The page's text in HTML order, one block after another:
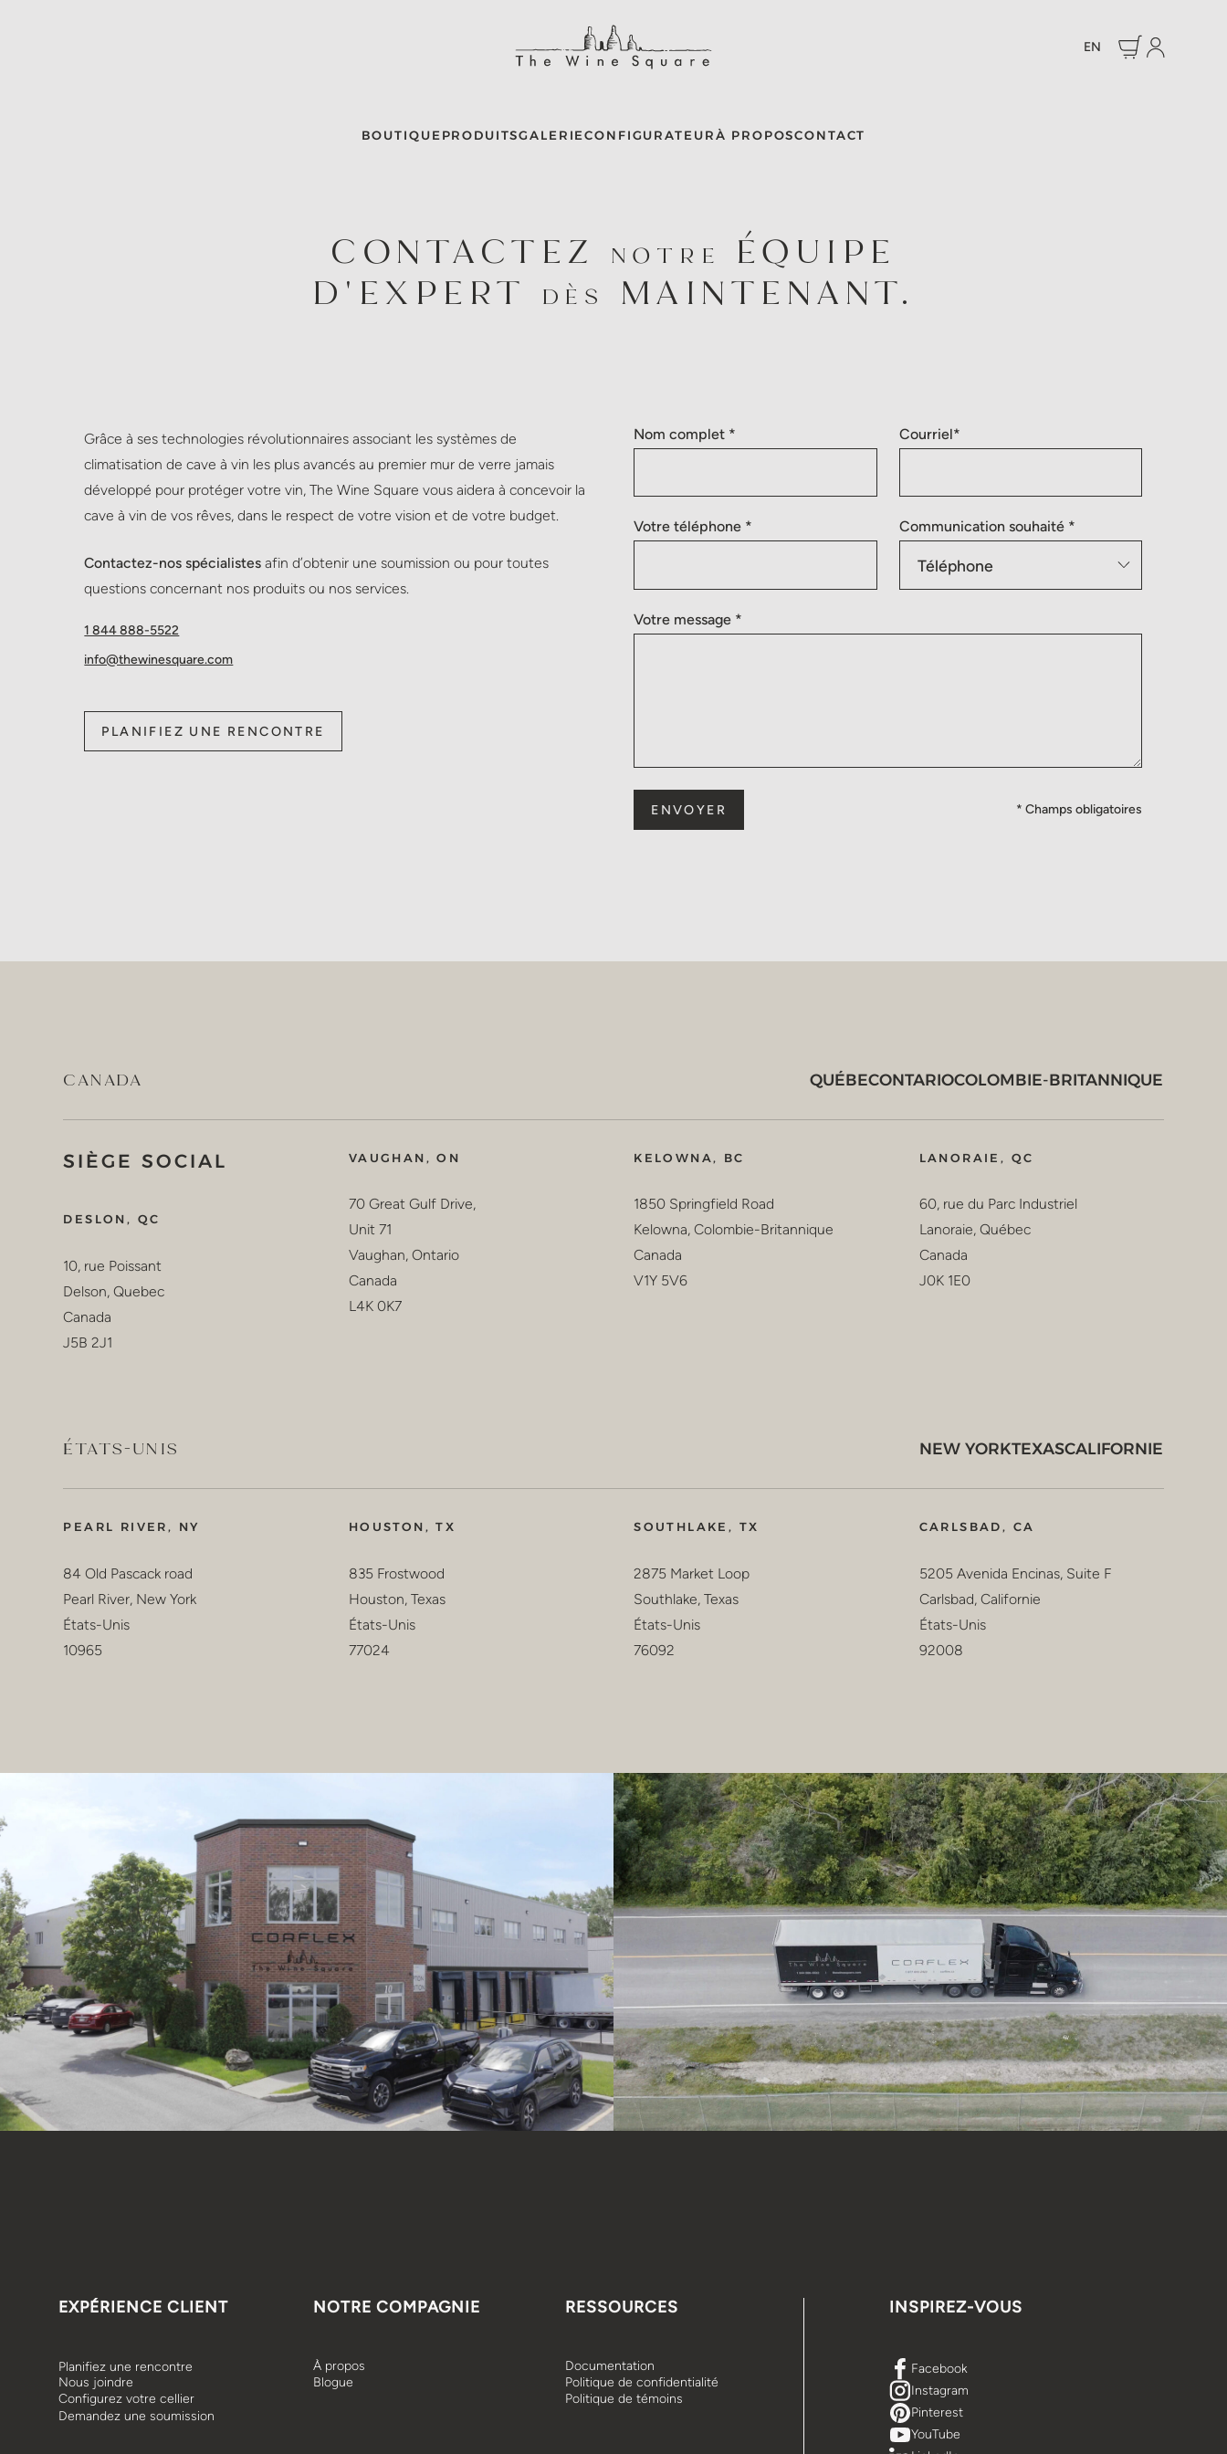
EN
BOUTIQUEPRODUITSGALERIECONFIGURATEURÀ PROPOSCONTACT
CONTACTEZ NOTRE
ÉQUIPE
D'EXPERT
DÈS MAINTENANT.
Grâce à ses technologies révolutionnaires associant les systèmes de
climatisation de cave à vin les plus avancés au premier mur de verre jamais
développé pour protéger votre vin, The Wine Square vous aidera à concevoir la
cave à vin de vos rêves, dans le respect de votre vision et de votre budget.
Contactez-nos spécialistes afin d’obtenir une soumission ou pour toutes
questions concernant nos produits ou nos services.
1 844 888-5522
info@thewinesquare.com
PLANIFIEZ UNE RENCONTRE
Nom complet * Courriel*
Votre téléphone * Communication souhaité *
Votre message *
ENVOYER * Champs obligatoires
CANADA QUÉBECONTARIOCOLOMBIE-BRITANNIQUE
SIÈGE SOCIAL
DESLON, QC
10, rue Poissant
Delson, Quebec
Canada
J5B 2J1
VAUGHAN, ON
70 Great Gulf Drive,
Unit 71
Vaughan, Ontario
Canada
L4K 0K7
KELOWNA, BC
1850 Springfield Road
Kelowna, Colombie-Britannique
Canada
V1Y 5V6
LANORAIE, QC
60, rue du Parc Industriel
Lanoraie, Québec
Canada
J0K 1E0
ÉTATS-UNIS NEW YORKTEXASCALIFORNIE
PEARL RIVER, NY
84 Old Pascack road
Pearl River, New York
États-Unis
10965
HOUSTON, TX
835 Frostwood
Houston, Texas
États-Unis
77024
SOUTHLAKE, TX
2875 Market Loop
Southlake, Texas
États-Unis
76092
CARLSBAD, CA
5205 Avenida Encinas, Suite F
Carlsbad, Californie
États-Unis
92008
EXPÉRIENCE CLIENT
Planifiez une rencontre
Nous joindre
Configurez votre cellier
Demandez une soumission
NOTRE COMPAGNIE
À propos
Blogue
RESSOURCES
Documentation
Politique de confidentialité
Politique de témoins
INSPIREZ-VOUS
Facebook
Instagram
Pinterest
YouTube